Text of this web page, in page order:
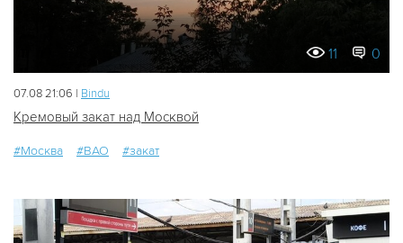
11 0
07.08 21:06 | Bindu
Кремовый закат над Москвой
#Москва #ВАО #закат